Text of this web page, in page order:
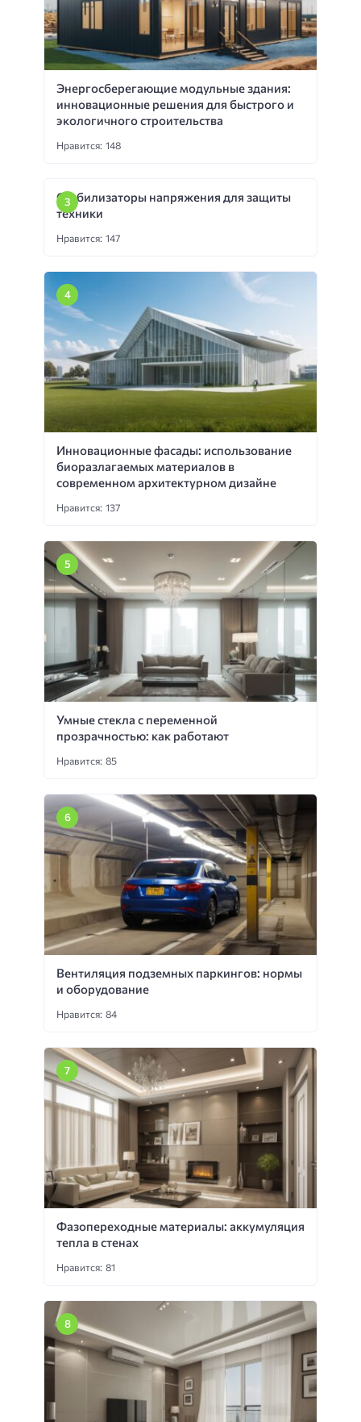
Энергосберегающие модульные здания:
инновационные решения для быстрого и
экологичного строительства
Нравится: 148
Стабилизаторы напряжения для защиты
техники
Нравится: 147
Инновационные фасады: использование
биоразлагаемых материалов в
современном архитектурном дизайне
Нравится: 137
Умные стекла с переменной
прозрачностью: как работают
Нравится: 85
Вентиляция подземных паркингов: нормы
и оборудование
Нравится: 84
Фазопереходные материалы: аккумуляция
тепла в стенах
Нравится: 81